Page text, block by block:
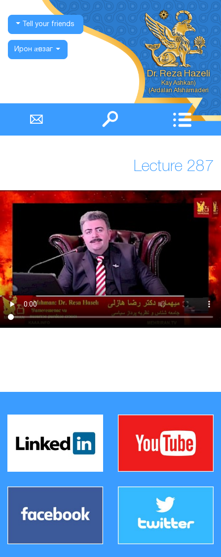
Dr. Reza Hazeli
Ardalan Afsharnaderi)
Tell your friends
Ирон ӕвзаг
Lecture 287